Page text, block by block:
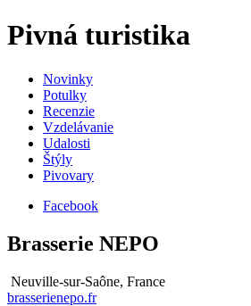
Pivná turistika
Novinky
Potulky
Recenzie
Vzdelávanie
Udalosti
Štýly
Pivovary
Facebook
Brasserie NEPO
Neuville-sur-Saône, France
brasserienepo.fr